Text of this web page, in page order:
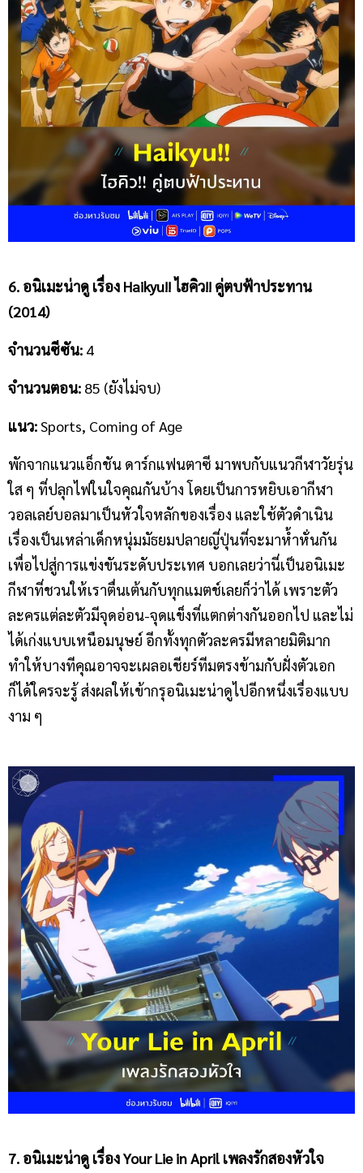
6. อนิเมะน่าดู เรื่อง Haikyu!! ไฮคิว!! คู่ตบฟ้าประทาน
(2014)
จำนวนซีซัน: 4
จำนวนตอน: 85 (ยังไม่จบ)
แนว:Sports, Coming of Age
พักจากแนวแอ็กชัน ดาร์กแฟนตาซี มาพบกับแนวกีฬาวัยรุ่น
ใส ๆ ที่ปลุกไฟในใจคุณกันบ้าง โดยเป็นการหยิบเอากีฬา
วอลเลย์บอลมาเป็นหัวใจหลักของเรื่อง และใช้ตัวดำเนิน
เรื่องเป็นเหล่าเด็กหนุ่มมัธยมปลายญี่ปุ่นที่จะมาห้ำหั่นกัน
เพื่อไปสู่การแข่งขันระดับประเทศ บอกเลยว่านี่เป็นอนิเมะ
กีฬาที่ชวนให้เราตื่นเต้นกับทุกแมตช์เลยก็ว่าได้ เพราะตัว
ละครแต่ละตัวมีจุดอ่อน-จุดแข็งที่แตกต่างกันออกไป และไม่
ได้เก่งแบบเหนือมนุษย์ อีกทั้งทุกตัวละครมีหลายมิติมาก
ทำให้บางทีคุณอาจจะเผลอเชียร์ทีมตรงข้ามกับฝั่งตัวเอก
ก็ได้ใครจะรู้ ส่งผลให้เข้ากรุอนิเมะน่าดูไปอีกหนึ่งเรื่องแบบ
งาม ๆ
7. อนิเมะน่าดู เรื่องYour Lie in April เพลงรักสองหัวใจ